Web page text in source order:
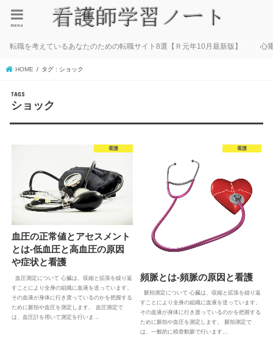
menu
転職を考えているあなたのための転職サイト8選【Ｒ元年10月最新版】 心
HOME タグ : ショック
ショック
看護
血圧の正常値とアセスメント
とは-低血圧と高血圧の原因
や症状と看護
血圧測定について 心臓は、収縮と拡張を繰り返
すことにより全身の組織に血液を送っています。
その血液が身体に行き渡っているのかを把握する
ために脈拍や血圧を測定します。 血圧測定で
は、血圧計を用いて測定を行いま…
看護
頻脈とは-頻脈の原因と看護
脈拍測定について 心臓は、収縮と拡張を繰り返
すことにより全身の組織に血液を送っています。
その血液が身体に行き渡っているのかを把握する
ために脈拍や血圧を測定します。 脈拍測定で
は、一般的に橈骨動脈で行います…